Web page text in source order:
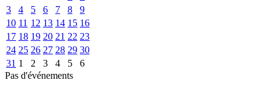
3
4 5 6 7 8
9
10 11 12 13 14 15 16
17 18 19 20 21 22 23
24 25 26 27 28 29 30
31 1 2 3 4 5
6
Pas d'événements